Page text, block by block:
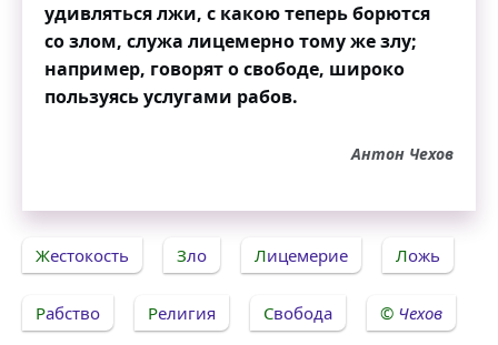
удивляться лжи, с какою теперь борются
со злом, служа лицемерно тому же злу;
например, говорят о свободе, широко
пользуясь услугами рабов.
Антон Чехов
Жестокость Зло Лицемерие Ложь
Рабство Религия Свобода Чехов